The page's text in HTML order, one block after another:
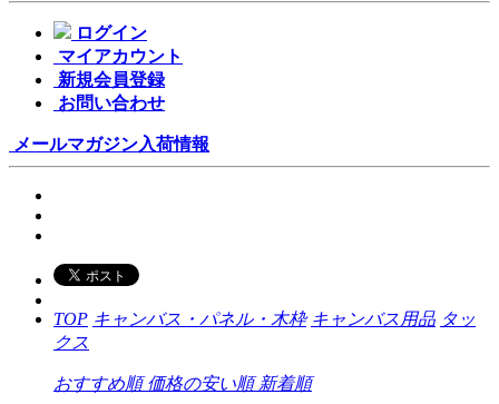
ログイン
マイアカウント
新規会員登録
お問い合わせ
メールマガジン入荷情報
TOP キャンバス・パネル・木枠 キャンバス用品 タッ
クス
おすすめ順 価格の安い順 新着順